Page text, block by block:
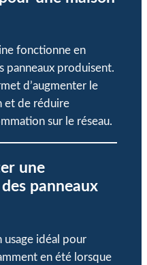
fonctionne en
panneaux produisent.
d’augmenter le
et de réduire
sur le réseau.
une
panneaux
usage idéal pour
en été lorsque